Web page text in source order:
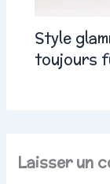
Style
toujours
Laisser un